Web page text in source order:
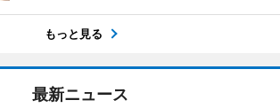
もっと見る
最新ニュース